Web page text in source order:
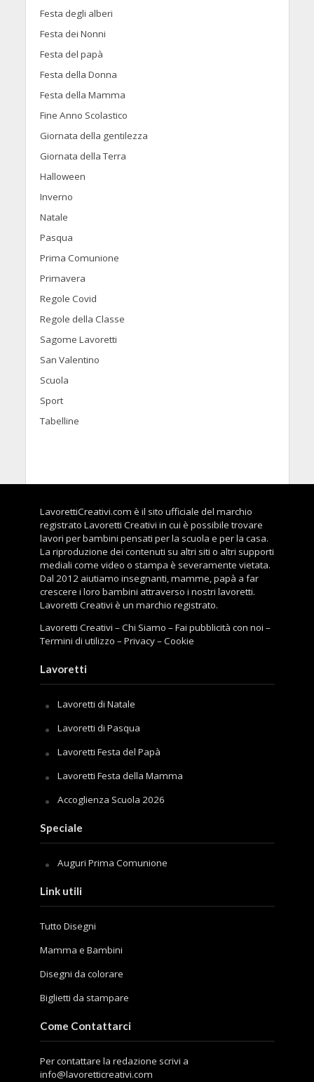
Festa degli alberi
Festa dei Nonni
Festa del papà
Festa della Donna
Festa della Mamma
Fine Anno Scolastico
Giornata della gentilezza
Giornata della Terra
Halloween
Inverno
Natale
Pasqua
Prima Comunione
Primavera
Regole Covid
Regole della Classe
Sagome Lavoretti
San Valentino
Scuola
Sport
Tabelline
LavorettiCreativi.com è il sito ufficiale del marchio
registrato Lavoretti Creativi in cui è possibile trovare
lavori per bambini pensati per la scuola e per la casa.
La riproduzione dei contenuti su altri siti o altri supporti
mediali come video o stampa è severamente vietata.
Dal 2012 aiutiamo insegnanti, mamme, papà a far
crescere i loro bambini attraverso i nostri lavoretti.
Lavoretti Creativi è un marchio registrato.
Lavoretti Creativi –Chi Siamo –Fai pubblicità con noi –
Termini di utilizzo –Privacy–Cookie
Lavoretti
Lavoretti di Natale
Lavoretti di Pasqua
Lavoretti Festa del Papà
Lavoretti Festa della Mamma
Accoglienza Scuola 2026
Speciale
Auguri Prima Comunione
Link utili
Tutto Disegni
Mamma e Bambini
Disegni da colorare
Biglietti da stampare
Come Contattarci
Per contattare la redazione scrivi a
info@lavoretticreativi.com